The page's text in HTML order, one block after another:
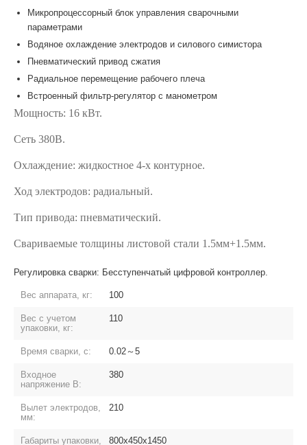
Микропроцессорный блок управления сварочными
параметрами
Водяное охлаждение электродов и силового симистора
Пневматический привод сжатия
Радиальное перемещение рабочего плеча
Встроенный фильтр-регулятор с манометром
Мощность: 16 кВт.
Сеть 380В.
Охлаждение: жидкостное 4-х контурное.
Ход электродов: радиальный.
Тип привода: пневматический.
Свариваемые толщины листовой стали 1.5мм+1.5мм.
Регулировка сварки: Бесступенчатый цифровой контроллер.
Вес аппарата, кг: 100
Вес с учетом
упаковки, кг:
110
Время сварки, с: 0.02～5
Входное
напряжение В:
380
Вылет электродов,
мм:
210
Габариты упаковки, 800х450х1450